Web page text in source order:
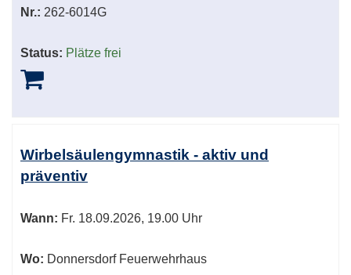
Nr.: 262-6014G
Status: Plätze frei
Wirbelsäulengymnastik - aktiv und
präventiv
Wann: Fr. 18.09.2026, 19.00 Uhr
Wo: Donnersdorf Feuerwehrhaus